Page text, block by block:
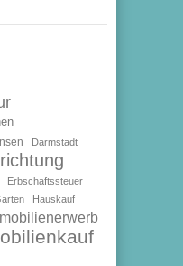
Darmstadt
Erbschaftssteuer
Hauskauf